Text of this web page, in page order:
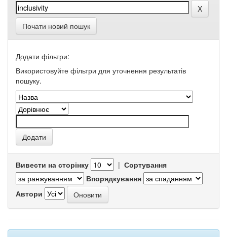
Почати новий пошук
Додати фільтри:
Використовуйте фільтри для уточнення результатів
пошуку.
Вивести на сторінку | Сортування
Впорядкування
Автори